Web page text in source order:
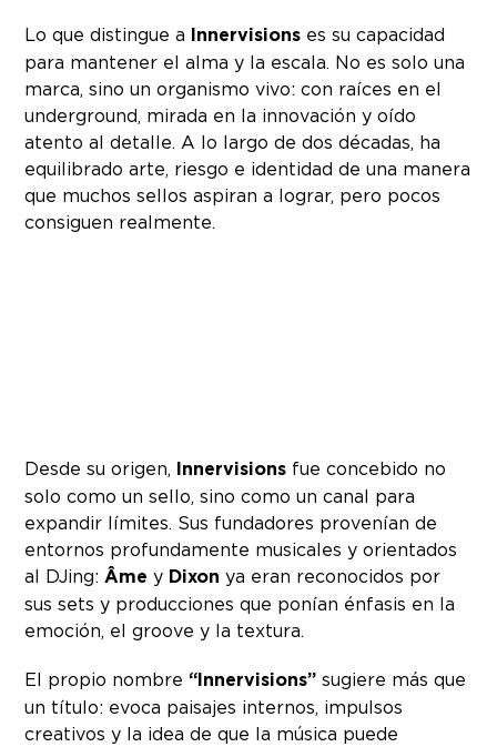
Lo que distingue a Innervisions es su capacidad
para mantener el alma y la escala. No es solo una
marca, sino un organismo vivo: con raíces en el
underground, mirada en la innovación y oído
atento al detalle. A lo largo de dos décadas, ha
equilibrado arte, riesgo e identidad de una manera
que muchos sellos aspiran a lograr, pero pocos
consiguen realmente.
Desde su origen, Innervisions fue concebido no
solo como un sello, sino como un canal para
expandir límites. Sus fundadores provenían de
entornos profundamente musicales y orientados
al DJing: Âme y Dixon ya eran reconocidos por
sus sets y producciones que ponían énfasis en la
emoción, el groove y la textura.
El propio nombre “Innervisions” sugiere más que
un título: evoca paisajes internos, impulsos
creativos y la idea de que la música puede